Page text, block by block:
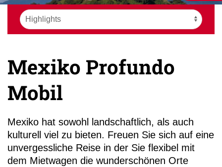
Mexiko Profundo
Mobil
Mexiko hat sowohl landschaftlich, als auch
kulturell viel zu bieten. Freuen Sie sich auf eine
unvergessliche Reise in der Sie flexibel mit
dem Mietwagen die wunderschönen Orte